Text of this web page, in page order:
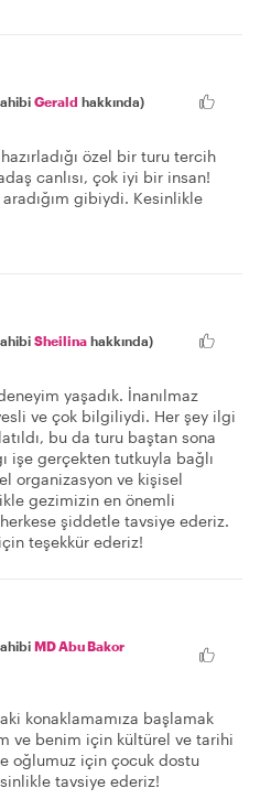
Gerald hakkında)
özel bir turu tercih
canlısı, çok iyi bir insan!
gibiydi. Kesinlikle
Sheilina hakkında)
yaşadık. İnanılmaz
ve çok bilgiliydi. Her şey ilgi
bu da turu baştan sona
işe gerçekten tutkuyla bağlı
organizasyon ve kişisel
gezimizin en önemli
şiddetle tavsiye ederiz.
teşekkür ederiz!
MD Abu Bakor
konaklamamıza başlamak
ve benim için kültürel ve tarihi
oğlumuz için çocuk dostu
tavsiye ederiz!